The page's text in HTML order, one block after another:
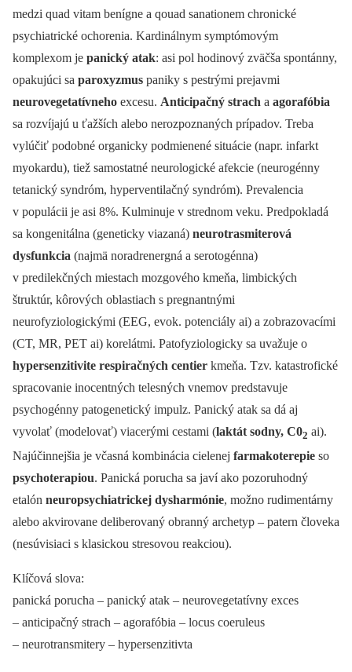
medzi quad vitam benígne a qouad sanationem chronické
psychiatrické ochorenia. Kardinálnym symptómovým
komplexom je panický atak: asi pol hodinový zväčša spontánny,
opakujúci sa paroxyzmus paniky s pestrými prejavmi
neurovegetatívneho excesu. Anticipačný strach a agorafóbia
sa rozvíjajú u ťažších alebo nerozpoznaných prípadov. Treba
vylúčiť podobné organicky podmienené situácie (napr. infarkt
myokardu), tiež samostatné neurologické afekcie (neurogénny
tetanický syndróm, hyperventilačný syndróm). Prevalencia
v populácii je asi 8%. Kulminuje v strednom veku. Predpokladá
sa kongenitálna (geneticky viazaná) neurotrasmiterová
dysfunkcia (najmä noradrenergná a serotogénna)
v predilekčných miestach mozgového kmeňa, limbických
štruktúr, kôrových oblastiach s pregnantnými
neurofyziologickými (EEG, evok. potenciály ai) a zobrazovacími
(CT, MR, PET ai) korelátmi. Patofyziologicky sa uvažuje o
hypersenzitivite respiračných centier kmeňa. Tzv. katastrofické
spracovanie inocentných telesných vnemov predstavuje
psychogénny patogenetický impulz. Panický atak sa dá aj
vyvolať (modelovať) viacerými cestami (laktát sodny, C02 ai).
Najúčinnejšia je včasná kombinácia cielenej farmakoterepie so
psychoterapiou. Panická porucha sa javí ako pozoruhodný
etalón neuropsychiatrickej dysharmónie, možno rudimentárny
alebo akvirovane deliberovaný obranný archetyp –⁠ patern človeka
(nesúvisiaci s klasickou stresovou reakciou).
Klíčová slova:
panická porucha –⁠ panický atak –⁠ neurovegetatívny exces
–⁠ anticipačný strach –⁠ agorafóbia –⁠ locus coeruleus
–⁠ neurotransmitery –⁠ hypersenzitivta